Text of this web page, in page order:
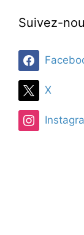
Suivez-
X